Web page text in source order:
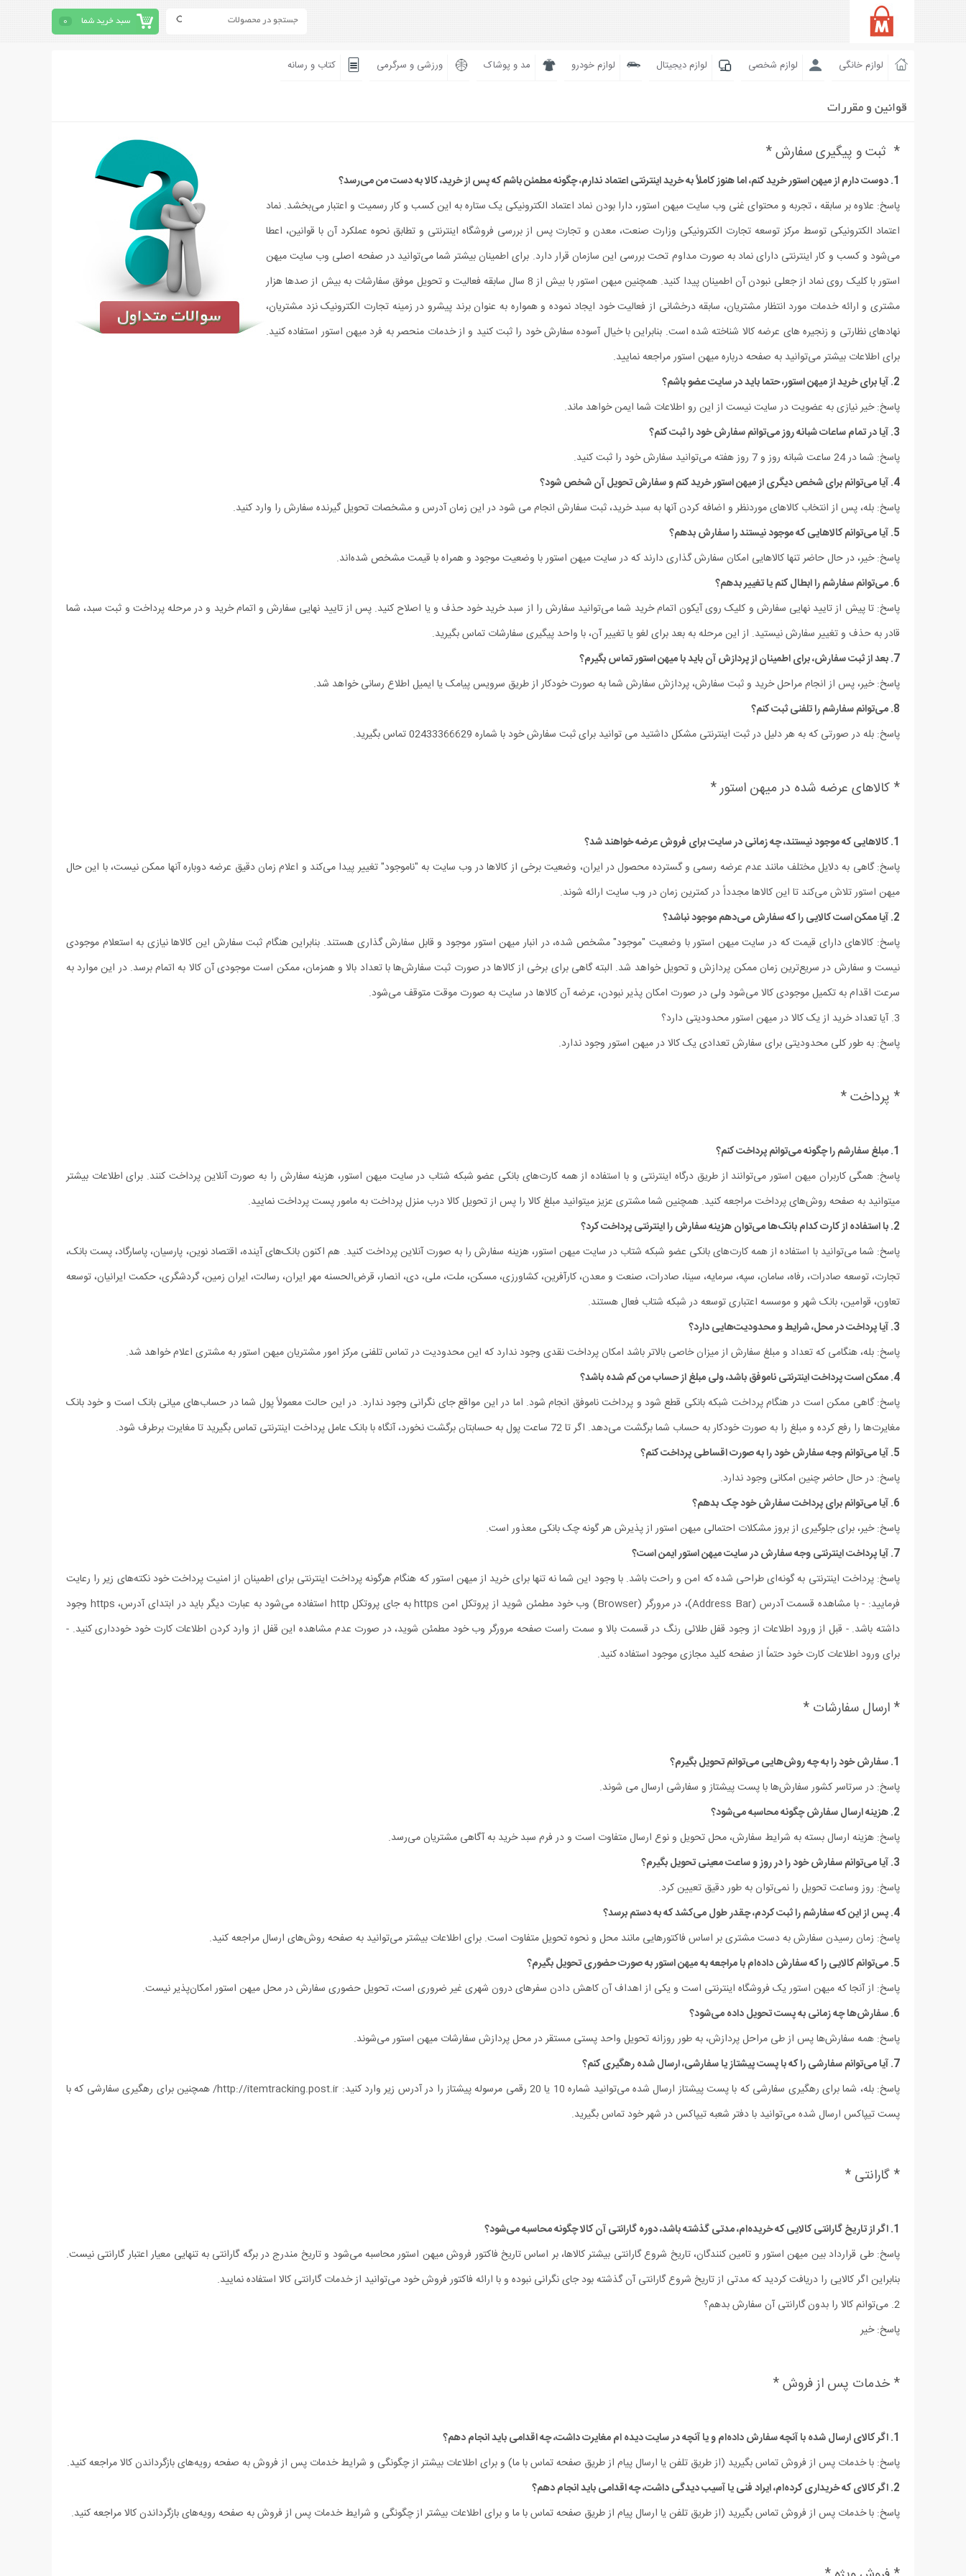
سبد خرید شما 0
لوازم خانگی لوازم شخصی لوازم دیجیتال لوازم خودرو مد و پوشاک ورزشی و سرگرمی کتاب و رسانه
قوانین و مقررات
* ثبت و پیگیری سفارش *
1. دوست دارم از میهن استور خرید کنم، اما هنوز کاملاً به خرید اینترنتی اعتماد ندارم، چگونه مطمئن باشم که پس از خرید، کالا به دست من می‌رسد؟
پاسخ: علاوه بر سابقه ، تجربه و محتوای غنی وب سایت میهن استور، دارا بودن نماد اعتماد الکترونیکی یک ستاره به این کسب و کار رسمیت و اعتبار می‏‌بخشد. نماد
اعتماد الکترونیکی توسط مرکز توسعه تجارت الکترونیکی وزارت صنعت، معدن و تجارت پس از بررسی فروشگاه اینترنتی و تطابق نحوه عملکرد آن با قوانین، اعطا
می‏‌شود و کسب و کار اینترنتی دارای نماد به صورت مداوم تحت بررسی این سازمان قرار دارد. برای اطمینان بیشتر شما می‏‌توانید در صفحه اصلی وب سایت میهن
استور با کلیک روی نماد از جعلی نبودن آن اطمینان پیدا کنید. همچنین میهن استور با بیش از 8 سال سابقه فعالیت و تحویل موفق سفارشات به بیش از صدها هزار
مشتری و ارائه خدمات مورد انتظار مشتریان، سابقه درخشانی از فعالیت خود ایجاد نموده و همواره به عنوان برند پیشرو در زمینه تجارت الکترونیک نزد مشتریان،
نهادهای نظارتی و زنجیره های عرضه کالا شناخته شده است. بنابراین با خیال آسوده سفارش خود را ثبت کنید و از خدمات منحصر به فرد میهن استور استفاده کنید.
برای اطلاعات بیشتر می‌توانید به صفحه درباره میهن استور مراجعه نمایید.
2. آیا برای خرید از میهن استور، حتما باید در سایت عضو باشم؟
پاسخ: خیر نیازی به عضویت در سایت نیست از این رو اطلاعات شما ایمن خواهد ماند.
3. آیا در تمام ساعات شبانه روز می‌توانم سفارش خود را ثبت کنم؟
پاسخ: شما در 24 ساعت شبانه روز و 7 روز هفته می‌‏توانید سفارش خود را ثبت کنید.
4. آیا می‌توانم برای شخص دیگری از میهن استور خرید کنم و سفارش تحویل آن شخص شود؟
پاسخ: بله، پس از انتخاب کالاهای موردنظر و اضافه کردن آنها به سبد خرید، ثبت سفارش انجام می شود در این زمان آدرس و مشخصات تحویل گیرنده سفارش را وارد کنید.
5. آیا می‌‏توانم کالاهایی که موجود نیستند را سفارش بدهم؟
پاسخ: خیر، در حال حاضر تنها کالاهایی امکان سفارش گذاری دارند که در سایت میهن استور با وضعیت موجود و همراه با قیمت مشخص شده‌‏اند.
6. می‌‏توانم سفارشم را ابطال کنم یا تغییر بدهم؟
پاسخ: تا پیش از تایید نهایی سفارش و کلیک روی آیکون اتمام خرید شما می‌توانید سفارش را از سبد خرید خود حذف و یا اصلاح کنید. پس از تایید نهایی سفارش و اتمام خرید و در مرحله پرداخت و ثبت سبد، شما
قادر به حذف و تغییر سفارش نیستید. از این مرحله به بعد برای لغو یا تغییر آن، با واحد پیگیری سفارشات تماس بگیرید.
7. بعد از ثبت سفارش، برای اطمینان از پردازش آن باید با میهن استور تماس بگیرم؟
پاسخ: خیر، پس از انجام مراحل خرید و ثبت سفارش، پردازش سفارش شما به صورت خودکار از طریق سرویس پیامک یا ایمیل اطلاع‏ رسانی خواهد شد.
8. می‏‌توانم سفارشم را تلفنی ثبت کنم؟
پاسخ: بله در صورتی که به هر دلیل در ثبت اینترنتی مشکل داشتید می توانید برای ثبت سفارش خود با شماره 02433366629 تماس بگیرید.
* کالاهای عرضه شده در میهن استور *
1. کالاهایی که موجود نیستند، چه زمانی در سایت برای فروش عرضه خواهند شد؟
پاسخ: گاهی به دلایل مختلف مانند عدم عرضه رسمی و گسترده محصول در ایران، وضعیت برخی از کالاها در وب سایت به "ناموجود" تغییر پیدا می‏‌کند و اعلام زمان دقیق عرضه دوباره آنها ممکن نیست، با این حال
میهن استور تلاش می‏‌کند تا این کالاها مجدداً در کمترین زمان در وب سایت ارائه شوند.
2. آیا ممکن است کالایی را که سفارش می‏‌دهم موجود نباشد؟
پاسخ: کالاهای دارای قیمت که در سایت میهن استور با وضعیت "موجود" مشخص شده، در انبار میهن استور موجود و قابل سفارش گذاری هستند. بنابراین هنگام ثبت سفارش این کالاها نیازی به استعلام موجودی
نیست و سفارش در سریع‏‌ترین زمان ممکن پردازش و تحویل خواهد شد. البته گاهی برای برخی از کالاها در صورت ثبت سفارش‏‌ها با تعداد بالا و همزمان، ممکن است موجودی آن کالا به اتمام برسد. در این موارد به
سرعت اقدام به تکمیل موجودی کالا می‌شود ولی در صورت امکان پذیر نبودن، عرضه آن کالاها در سایت به صورت موقت متوقف می‌شود.
3. آیا تعداد خرید از یک کالا در میهن استور محدودیتی دارد؟
پاسخ: به طور کلی محدودیتی برای سفارش تعدادی یک کالا در میهن استور وجود ندارد.
* پرداخت *
1. مبلغ سفارشم را چگونه می‏‌توانم پرداخت کنم؟
پاسخ: همگی کاربران میهن استور می‌توانند از طریق درگاه اینترنتی و با استفاده از همه کارت‏‌های بانکی عضو شبکه شتاب در سایت میهن استور، هزینه سفارش را به صورت آنلاین پرداخت کنند. برای اطلاعات بیشتر
می‏توانید به صفحه روش‌‏های پرداخت مراجعه کنید. همچنین شما مشتری عزیز میتوانید مبلغ کالا را پس از تحویل کالا درب منزل پرداخت به مامور پست پرداخت نمایید.
2. با استفاده از کارت کدام بانک‌ها می‌توان هزینه سفارش را اینترنتی پرداخت کرد؟
پاسخ: شما می‌توانید با استفاده از همه کارت‏‌های بانکی عضو شبکه شتاب در سایت میهن استور، هزینه سفارش را به صورت آنلاین پرداخت کنید. هم اکنون بانک‌های آینده، اقتصاد نوین، پارسیان، پاسارگاد، پست بانک،
تجارت، توسعه صادرات، رفاه، سامان، سپه، سرمایه، سینا، صادرات، صنعت و معدن، کارآفرین، کشاورزی، مسکن، ملت، ملی، دی، انصار، قرض‌الحسنه مهر ایران، رسالت، ایران زمین، گردشگری، حکمت ایرانیان، توسعه
تعاون، قوامین، بانک شهر و موسسه اعتباری توسعه در شبکه شتاب فعال هستند.
3. آیا پرداخت در محل، شرایط و محدودیت‏‌هایی دارد؟
پاسخ: بله، هنگامی که تعداد و مبلغ سفارش از میزان خاصی بالاتر باشد امکان پرداخت نقدی وجود ندارد که این محدودیت در تماس تلفنی مرکز امور مشتریان میهن استور به مشتری اعلام خواهد شد.
4. ممکن است پرداخت اینترنتی ناموفق باشد، ولی مبلغ از حساب من کم شده باشد؟
پاسخ: گاهی ممکن است در هنگام پرداخت شبکه بانکی قطع شود و پرداخت ناموفق انجام شود. اما در این مواقع جای نگرانی وجود ندارد. در این حالت معمولاً پول شما در حساب‏‌های میانی بانک است و خود بانک
مغایرت‏‌ها را رفع کرده و مبلغ را به صورت خودکار به حساب شما برگشت می‌‏دهد. اگر تا 72 ساعت پول به حسابتان برگشت نخورد، آنگاه با بانک عامل پرداخت اینترنتی تماس بگیرید تا مغایرت برطرف شود.
5. آیا می‌‏توانم وجه سفارش خود را به صورت اقساطی پرداخت کنم؟
پاسخ: در حال حاضر چنین امکانی وجود ندارد.
6. آیا می‌توانم برای پرداخت سفارش خود چک بدهم؟
پاسخ: خیر، برای جلوگیری از بروز مشکلات احتمالی میهن استور از پذیرش هر گونه چک بانکی معذور است.
7. آیا پرداخت اینترنتی وجه سفارش در سایت میهن استور ایمن است؟
پاسخ: پرداخت اینترنتی به گونه‏‌ای طراحی شده که امن و راحت باشد. با وجود این شما نه تنها برای خرید از میهن استور که هنگام هرگونه پرداخت اینترنتی برای اطمینان از امنیت پرداخت خود نکته‏‌های زیر را رعایت
فرمایید: - با مشاهده قسمت آدرس (Address Bar)، در مرورگر (Browser) وب خود مطمئن شوید از پروتکل امن https به جای پروتکل http استفاده می‏‌شود به عبارت دیگر باید در ابتدای آدرس، https وجود
داشته باشد. - قبل از ورود اطلاعات از وجود قفل طلائی رنگ در قسمت بالا و سمت راست صفحه مرورگر وب خود مطمئن شوید، در صورت عدم مشاهده این قفل از وارد کردن اطلاعات کارت خود خودداری کنید. -
برای ورود اطلاعات کارت خود حتماً از صفحه کلید مجازی موجود استفاده کنید.
* ارسال سفارشات *
1. سفارش خود را به چه روش‌هایی می‌توانم تحویل بگیرم؟
پاسخ: در سرتاسر کشور سفارش‌‏ها با پست پیشتاز و سفارشی ارسال می شوند.
2. هزینه ارسال سفارش چگونه محاسبه می‌شود؟
پاسخ: هزینه‏ ارسال بسته به شرایط سفارش، محل تحویل و نوع ارسال متفاوت است و در فرم سبد خرید به آگاهی مشتریان می‏‌رسد.
3. آیا می‏‌توانم سفارش خود را در روز و ساعت معینی تحویل بگیرم؟
پاسخ: روز وساعت تحویل را نمی‏‌توان به طور دقیق تعیین کرد.
4. پس از این که سفارشم را ثبت کردم، چقدر طول می‌‏کشد که به دستم برسد؟
پاسخ: زمان رسیدن سفارش به دست مشتری بر اساس فاکتورهایی مانند محل و نحوه تحویل متفاوت است. برای اطلاعات بیشتر می‌توانید به صفحه روش‌های ارسال مراجعه کنید.
5. می‏‌توانم کالایی را که سفارش داده‌‏ام با مراجعه به میهن استور به صورت حضوری تحویل بگیرم؟
پاسخ: از آنجا که میهن استور یک فروشگاه اینترنتی است و یکی از اهداف آن کاهش دادن سفرهای درون شهری غیر ضروری‏ است، تحویل حضوری سفارش در محل میهن استور امکان‌پذیر نیست.
6. سفارش‌ها چه زمانی به پست تحویل داده می‌شود؟
پاسخ: همه سفارش‌‏ها پس از طی مراحل پردازش، به طور روزانه تحویل واحد پستی مستقر در محل پردازش سفارشات میهن استور می‏‌شوند.
7. آیا می‏‌توانم سفارشی را که با پست پیشتاز یا سفارشی، ارسال شده رهگیری کنم؟
پاسخ: بله، شما برای رهگیری سفارشی که با پست پیشتاز ارسال شده می‏‌توانید شماره 10 یا 20 رقمی مرسوله پیشتاز را در آدرس زیر وارد کنید: http://itemtracking.post.ir/ همچنین برای رهگیری سفارشی که با
پست تیپاکس ارسال شده می‏‌توانید با دفتر شعبه تیپاکس در شهر خود تماس بگیرید.
* گارانتی *
1. اگر از تاریخ گارانتی کالایی که خریده‌‏ام، مدتی گذشته باشد، دوره گارانتی آن کالا چگونه محاسبه می‌شود؟
پاسخ: طی قرارداد بین میهن استور و تامین کنندگان، تاریخ شروع گارانتی بیشتر کالاها، بر اساس تاریخ فاکتور فروش میهن استور محاسبه می‌شود و تاریخ مندرج در برگه گارانتی به تنهایی معیار اعتبار گارانتی نیست.
بنابراین اگر کالایی را دریافت کردید که مدتی از تاریخ شروع گارانتی آن گذشته بود جای نگرانی نبوده و با ارائه فاکتور فروش خود می‌توانید از خدمات گارانتی کالا استفاده نمایید.
2. می‏‌توانم کالا را بدون گارانتی آن سفارش بدهم؟
پاسخ: خیر
* خدمات پس از فروش *
1. اگر کالای ارسال شده با آنچه سفارش داده‌‏ام و یا آنچه در سایت دیده ام مغایرت داشت، چه اقدامی باید انجام دهم؟
پاسخ: با خدمات پس از فروش تماس بگیرید (از طریق تلفن یا ارسال پیام از طریق صفحه تماس با ما) و برای اطلاعات بیشتر از چگونگی و شرایط خدمات پس از فروش به صفحه رویه‌های بازگرداندن کالا مراجعه کنید.
2. اگر کالای که خریداری کرده‌‏ام، ایراد فنی یا آسیب دیدگی داشت، چه اقدامی باید انجام دهم؟
پاسخ: با خدمات پس از فروش تماس بگیرید (از طریق تلفن یا ارسال پیام از طریق صفحه تماس با ما و برای اطلاعات بیشتر از چگونگی و شرایط خدمات پس از فروش به صفحه رویه‌های بازگرداندن کالا مراجعه کنید.